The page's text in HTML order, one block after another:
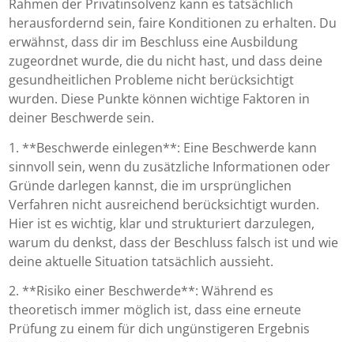
Rahmen der Privatinsolvenz kann es tatsächlich
herausfordernd sein, faire Konditionen zu erhalten. Du
erwähnst, dass dir im Beschluss eine Ausbildung
zugeordnet wurde, die du nicht hast, und dass deine
gesundheitlichen Probleme nicht berücksichtigt
wurden. Diese Punkte können wichtige Faktoren in
deiner Beschwerde sein.
1. **Beschwerde einlegen**: Eine Beschwerde kann
sinnvoll sein, wenn du zusätzliche Informationen oder
Gründe darlegen kannst, die im ursprünglichen
Verfahren nicht ausreichend berücksichtigt wurden.
Hier ist es wichtig, klar und strukturiert darzulegen,
warum du denkst, dass der Beschluss falsch ist und wie
deine aktuelle Situation tatsächlich aussieht.
2. **Risiko einer Beschwerde**: Während es
theoretisch immer möglich ist, dass eine erneute
Prüfung zu einem für dich ungünstigeren Ergebnis